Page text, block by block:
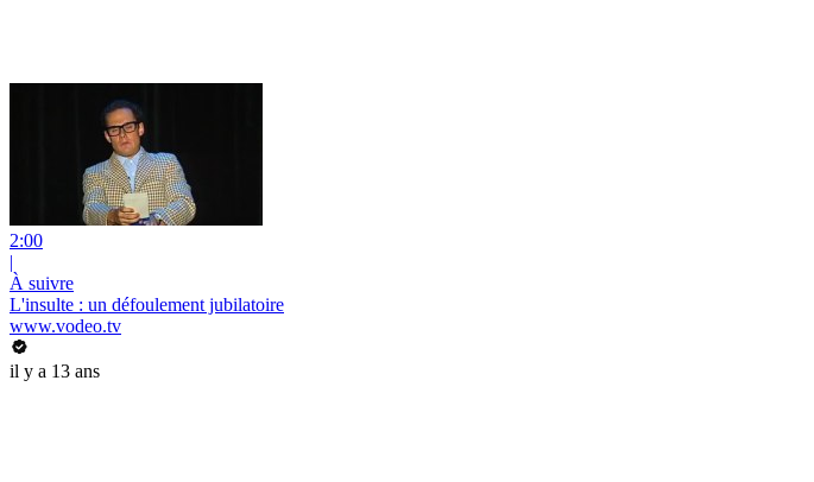
2:00
|
À suivre
L'insulte : un défoulement jubilatoire
www.vodeo.tv
il y a 13 ans